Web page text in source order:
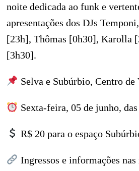
noite dedicada ao funk e
apresentações dos DJs
[23h], Thômas [0h30], Karolla
[3h30].
Selva e Subúrbio, Centro
Sexta-feira, 05 de junho,
R$ 20 para o espaço
Ingressos e informações nas